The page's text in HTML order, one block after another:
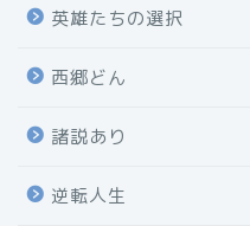
英雄たちの選択
西郷どん
諸説あり
逆転人生